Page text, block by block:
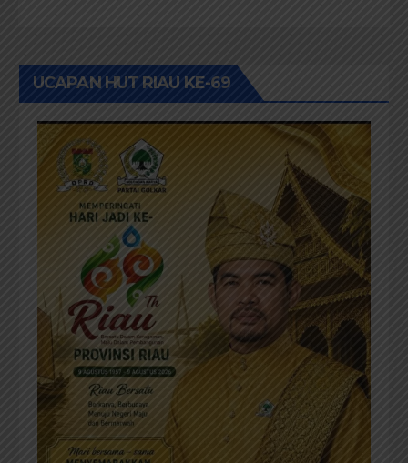
UCAPAN HUT RIAU KE-69